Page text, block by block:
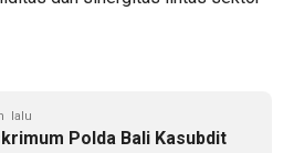
lalu
Polda Bali Kasubdit